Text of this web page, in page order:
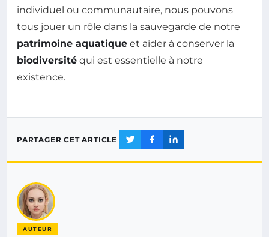
individuel ou communautaire, nous pouvons
tous jouer un rôle dans la sauvegarde de notre
patrimoine aquatique et aider à conserver la
biodiversité qui est essentielle à notre
existence.
PARTAGER CET ARTICLE
AUTEUR